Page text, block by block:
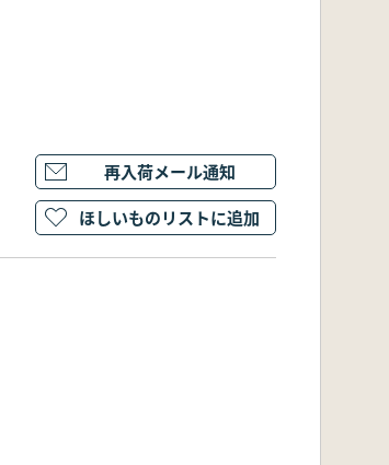
再入荷メール通知
ほしいものリストに追加